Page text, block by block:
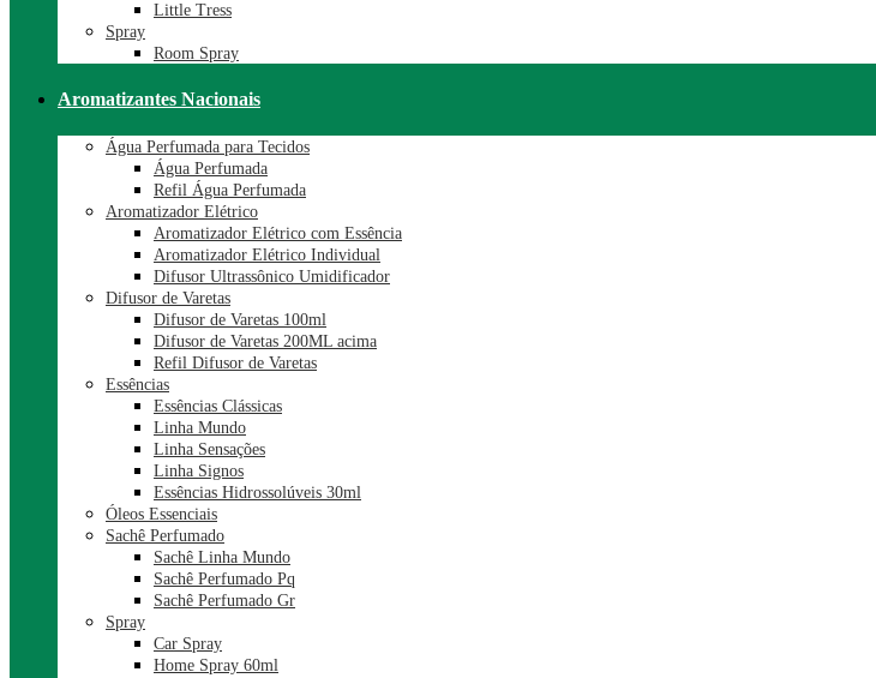
Little Tress
Spray
Room Spray
Aromatizantes Nacionais
Água Perfumada para Tecidos
Água Perfumada
Refil Água Perfumada
Aromatizador Elétrico
Aromatizador Elétrico com Essência
Aromatizador Elétrico Individual
Difusor Ultrassônico Umidificador
Difusor de Varetas
Difusor de Varetas 100ml
Difusor de Varetas 200ML acima
Refil Difusor de Varetas
Essências
Essências Clássicas
Linha Mundo
Linha Sensações
Linha Signos
Essências Hidrossolúveis 30ml
Óleos Essenciais
Sachê Perfumado
Sachê Linha Mundo
Sachê Perfumado Pq
Sachê Perfumado Gr
Spray
Car Spray
Home Spray 60ml